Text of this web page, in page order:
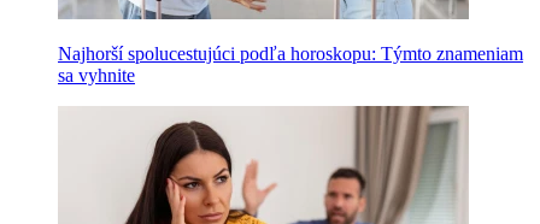
Najhorší spolucestujúci podľa horoskopu: Týmto znameniam
sa vyhnite